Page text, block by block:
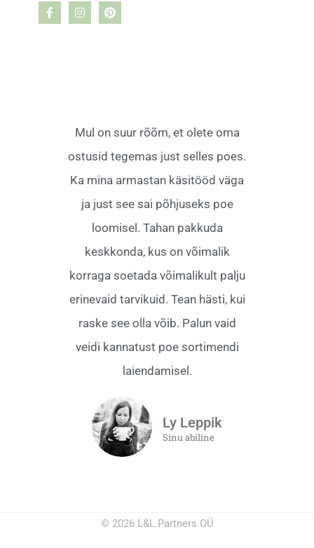
Mul on suur rõõm, et olete oma
ostusid tegemas just selles poes.
Ka mina armastan käsitööd väga
ja just see sai põhjuseks poe
loomisel. Tahan pakkuda
keskkonda, kus on võimalik
korraga soetada võimalikult palju
erinevaid tarvikuid. Tean hästi, kui
raske see olla võib. Palun vaid
veidi kannatust poe sortimendi
laiendamisel.
Ly Leppik
Sinu abiline
© 2026 L&L Partners OÜ